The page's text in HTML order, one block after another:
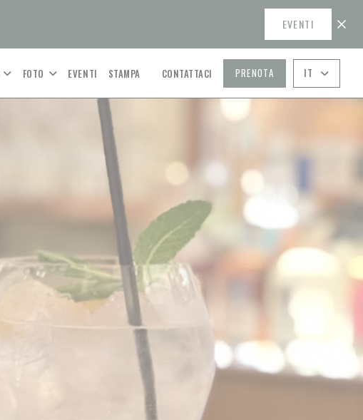
EVENTI
FOTO EVENTI STAMPA ((APRE UNA NUOVA FINESTRA))
CONTATTACI PRENOTA IT